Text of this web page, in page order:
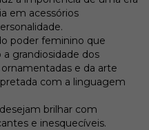
em acessórios
poder feminino que
grandiosidade dos
e da arte
com a linguagem
brilhar com
e inesquecíveis.